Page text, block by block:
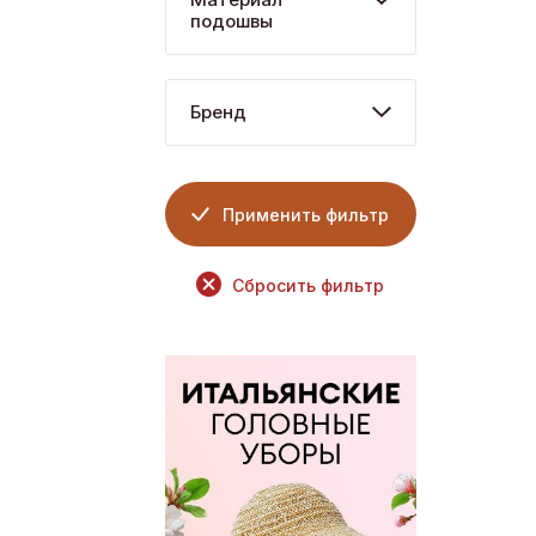
подошвы
Бренд
Применить фильтр
Сбросить фильтр